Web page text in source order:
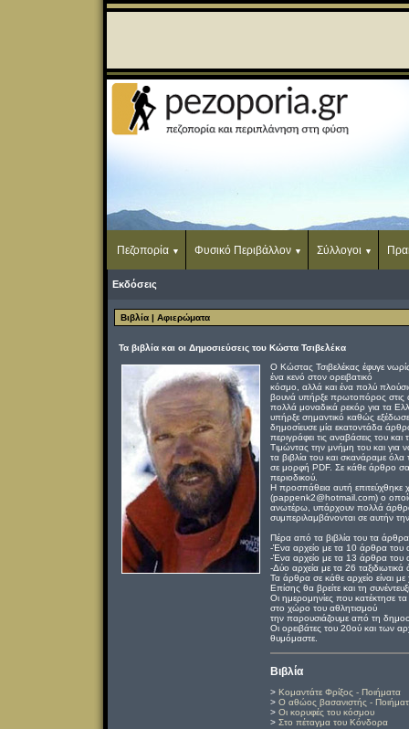
Πεζοπορία Φυσικό Περιβάλλον Σύλλογοι
Εκδόσεις
Βιβλία| Αφιερώματα
Τα βιβλία και οι Δημοσιεύσεις του Κώστα Τσιβελέκα
Ο Κώστας Τσιβελέκας έφυγε
ένα κενό στον ορειβατικό
κόσμο, αλλά και ένα πολύ
βουνά υπήρξε πρωτοπόρος στις
πολλά μοναδικά ρεκόρ για τα
υπήρξε σημαντικό καθώς
δημοσίευσε μία εκατοντάδα
περιγράφει τις αναβάσεις του
Τιμώντας την μνήμη του και για
τα βιβλία του και σκανάραμε
σε μορφή PDF. Σε κάθε άρθρο
περιοδικού.
Η προσπάθεια αυτή επιτεύχθηκε
(pappenk2@hotmail.com) ο
ανωτέρω, υπάρχουν πολλά άρθρα
συμπεριλαμβάνονται σε αυτήν
Πέρα από τα βιβλία του τα
-Ένα αρχείο με τα 10 άρθρα του
-Ένα αρχείο με τα 13 άρθρα του
-Δύο αρχεία με τα 26
Τα άρθρα σε κάθε αρχείο είναι
Επίσης θα βρείτε και τη
Οι ημερομηνίες που κατέκτησε
στο χώρο του αθλητισμού
την παρουσιάζουμε από τη
Οι ορειβάτες του 20ού και των
θυμόμαστε.
Βιβλία
> Κομαντάτε Φρίξος - Ποιήματα
> Ο αθώος βασανιστής -
> Οι κορυφές του κόσμου
> Στο πέταγμα του Κόνδορα